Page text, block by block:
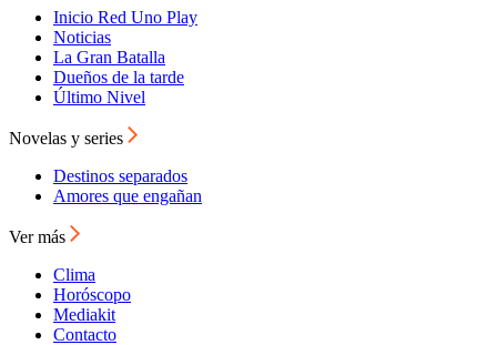
Inicio Red Uno Play
Noticias
La Gran Batalla
Dueños de la tarde
Último Nivel
Novelas y series
Destinos separados
Amores que engañan
Ver más
Clima
Horóscopo
Mediakit
Contacto